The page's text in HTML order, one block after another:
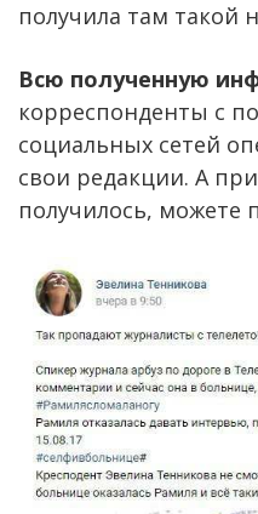
получила там
Всю полученную
корреспонденты с
социальных сетей
свои редакции. А
получилось, можете